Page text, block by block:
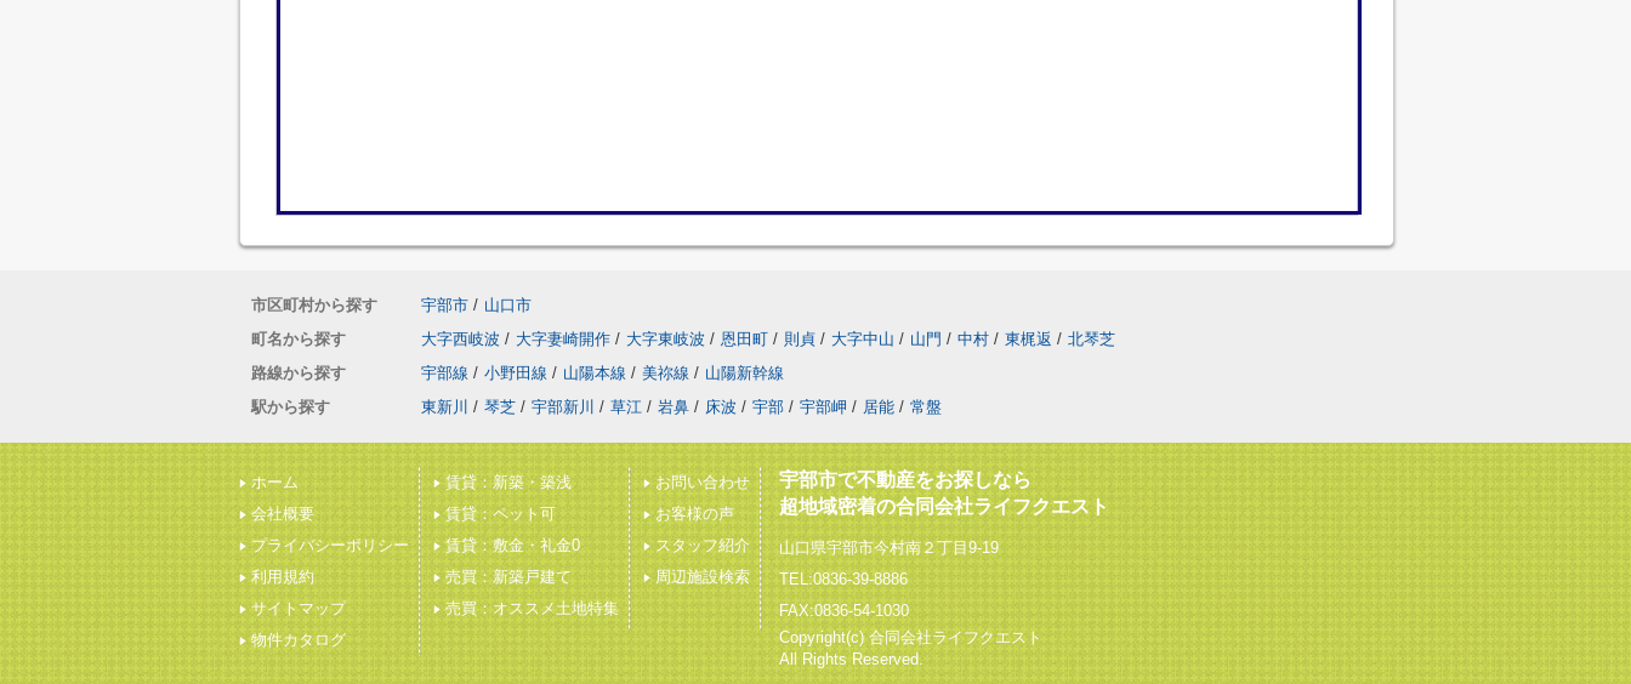
市区町村から探す 宇部市 / 山口市
町名から探す
大字西岐波 / 大字妻崎開作 / 大字東岐波 / 恩田町 / 則貞 / 大字中山 / 山門 / 中村 / 東梶返 / 北琴芝
路線から探す
宇部線 / 小野田線 / 山陽本線 / 美祢線 / 山陽新幹線
駅から探す
東新川 / 琴芝 / 宇部新川 / 草江 / 岩鼻 / 床波 / 宇部 / 宇部岬 / 居能 / 常盤
ホーム
会社概要
プライバシーポリシー
利用規約
サイトマップ
物件カタログ
賃貸：新築・築浅
賃貸：ペット可
賃貸：敷金・礼金0
売買：新築戸建て
売買：オススメ土地特集
お問い合わせ
お客様の声
スタッフ紹介
周辺施設検索
宇部市で不動産をお探しなら
超地域密着の合同会社ライフクエスト
山口県宇部市今村南２丁目9-19
TEL:0836-39-8886
FAX:0836-54-1030
Copyright(c) 合同会社ライフクエスト
All Rights Reserved.